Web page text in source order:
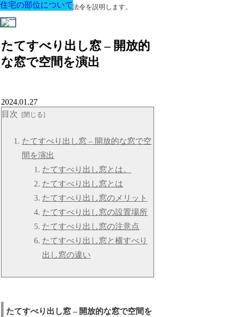
建築に関する用語と関連法令を説明します。
たてすべり出し窓 – 開放的
な窓で空間を演出
住宅の部位について
2024.01.27
目次
たてすべり出し窓 – 開放的な窓で空
間を演出
たてすべり出し窓とは。
たてすべり出し窓とは
たてすべり出し窓のメリット
たてすべり出し窓の設置場所
たてすべり出し窓の注意点
たてすべり出し窓と横すべり
出し窓の違い
たてすべり出し窓 – 開放的な窓で空間を
住宅の部位について
住宅の部位について
住宅の部位について
住宅の部位について
住宅の部位について
住宅の部位について